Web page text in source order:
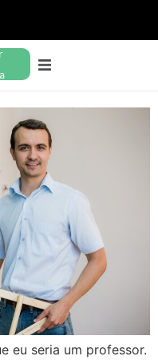
eu seria um professor.